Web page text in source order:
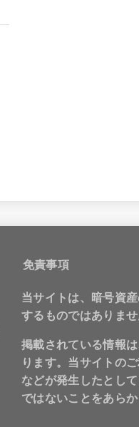
免責事項
当サイトは、暗号資
するものではありませ
掲載されている情報
ります。当サイトの
などが発生したとし
ではないことをあら